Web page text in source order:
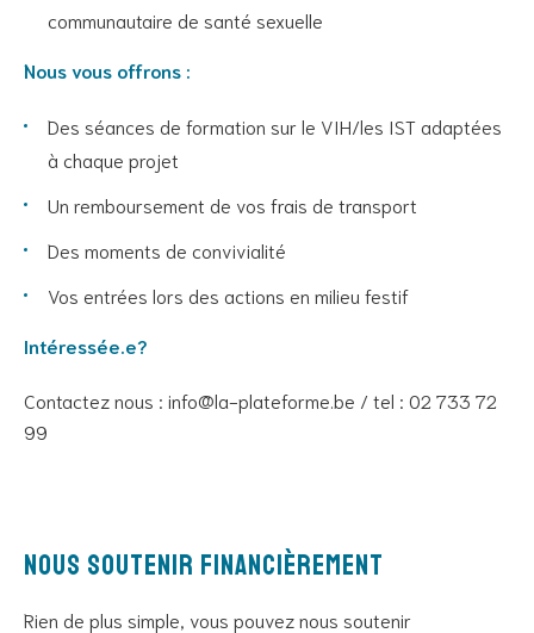
communautaire de santé sexuelle
Nous vous offrons :
Des séances de formation sur le VIH/les IST adaptées
à chaque projet
Un remboursement de vos frais de transport
Des moments de convivialité
Vos entrées lors des actions en milieu festif
Intéressée.e?
Contactez nous : info@la-plateforme.be / tel : 02 733 72
99
Nous soutenir financièrement
Rien de plus simple, vous pouvez nous soutenir